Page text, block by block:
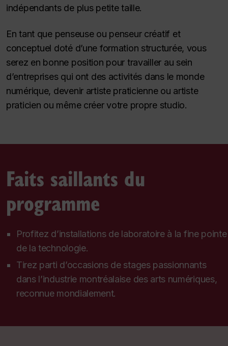
indépendants de plus petite taille.
En tant que penseuse ou penseur créatif et
conceptuel doté d’une formation structurée, vous
serez en bonne position pour travailler au sein
d’entreprises qui ont des activités dans le monde
numérique, devenir artiste praticienne ou artiste
praticien ou même créer votre propre studio.
Faits saillants du
programme
Profitez d’installations de laboratoire à la fine pointe
de la technologie.
Tirez parti d’occasions de stages passionnants
dans l’industrie montréalaise des arts numériques,
reconnue mondialement.